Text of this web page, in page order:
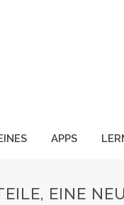
APPS
EINE